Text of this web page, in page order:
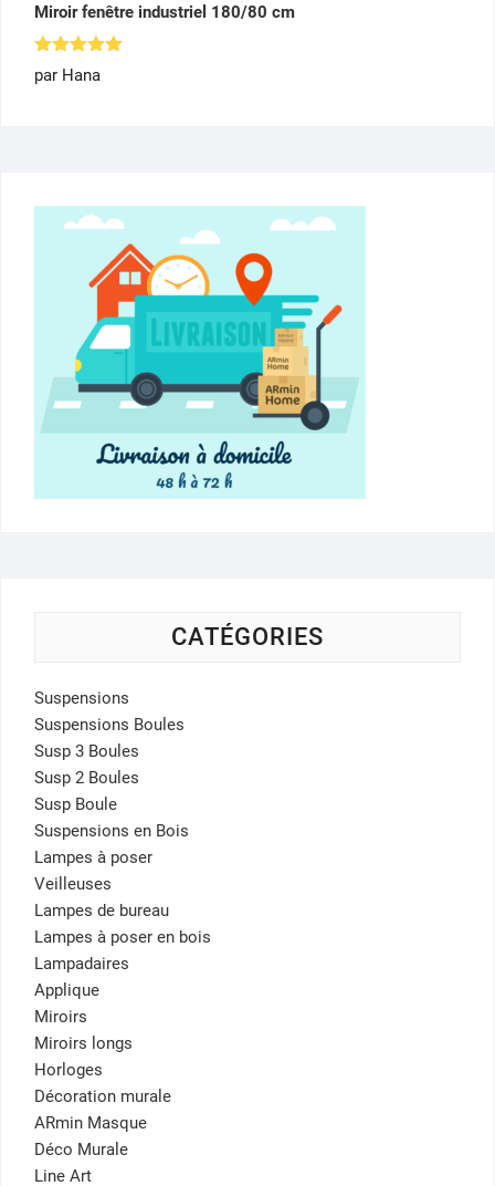
Miroir fenêtre industriel 180/80 cm
Note
sur 5
par Hana
CATÉGORIES
Suspensions
Suspensions Boules
Susp 3 Boules
Susp 2 Boules
Susp Boule
Suspensions en Bois
Lampes à poser
Veilleuses
Lampes de bureau
Lampes à poser en bois
Lampadaires
Applique
Miroirs
Miroirs longs
Horloges
Décoration murale
ARmin Masque
Déco Murale
Line Art